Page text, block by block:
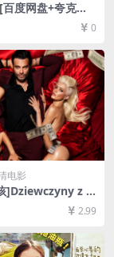
度网盘+夸克网
未删减资源][网
/下载][MP4/5.3G 0
电影
]Dziewczyny z D
百度网盘+夸克
清未删减资源]
放/下载][MP4/9.
幕]
2.99